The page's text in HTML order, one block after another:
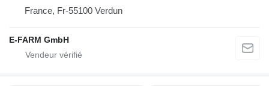
France, Fr-55100 Verdun
E-FARM GmbH